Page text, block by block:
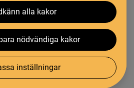
alla kakor
nödvändiga kakor
inställningar
aktiviteter
andra